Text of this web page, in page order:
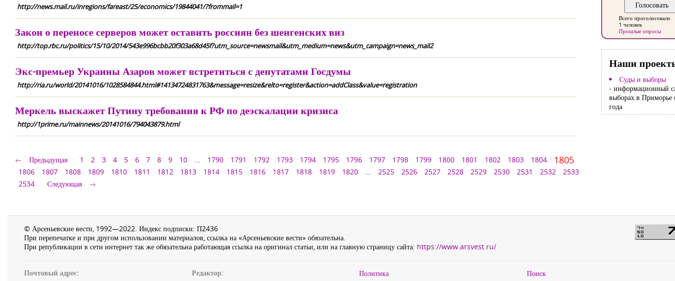
http://news.mail.ru/inregions/fareast/25/economics/19844041/?frommail=1
Закон о переносе серверов может оставить россиян без шенгенских виз
http://top.rbc.ru/politics/15/10/2014/543e996bcbb20f303a68d45f?utm_source=newsmail&utm_medium=news&utm_campaign=news_mail2
Экс-премьер Украины Азаров может встретиться с депутатами Госдумы
http://ria.ru/world/20141016/1028584844.html#14134724831763&message=resize&relto=register&action=addClass&value=registration
Меркель выскажет Путину требования к РФ по деэскалации кризиса
http://1prime.ru/mainnews/20141016/794043879.html
Предыдущая 1 2 3 4 5 6 7 8 9 10 ... 1790 1791 1792 1793 1794 1795 1796 1797 1798 1799 1800 1801 1802 1803 1804 1805
1806 1807 1808 1809 1810 1811 1812 1813 1814 1815 1816 1817 1818 1819 1820 ... 2525 2526 2527 2528 2529 2530 2531 2532
2533
2534
Следующая
Всего проголосовало
1 человек
Прошлые опросы
Наши
Суды и выборы
- информационный
выборах в Приморье
года
© Арсеньевские вести, 1992—2022. Индекс подписки: П2436
При перепечатке и при другом использовании материалов, ссылка на «Арсеньевские вести» обязательна.
При републикации в сети интернет так же обязательна работающая ссылка на оригинал статьи, или на главную страницу сайта: https://www.arsvest.ru/
Почтовый адрес: Редактор:
Политика
Поиск